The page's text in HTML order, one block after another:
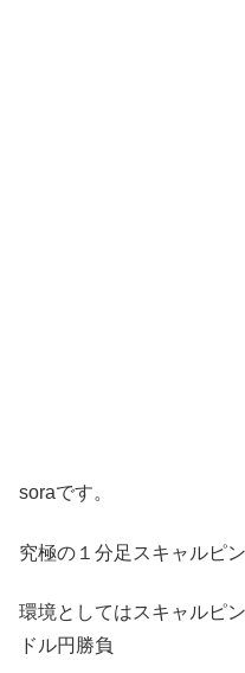
soraです。
究極の１分足スキャルピ
環境としてはスキャルピ
ドル円勝負